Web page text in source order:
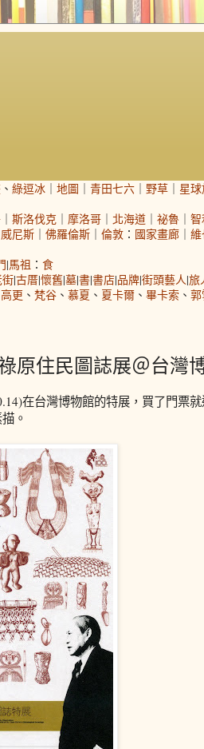
、 綠逗冰 ｜ 地圖 ｜ 青田七六 ｜ 野草 ｜ 星
｜ 斯洛伐克 ｜ 摩洛哥 ｜ 北海道 ｜ 祕魯 ｜ 智
威尼斯 ｜ 佛羅倫斯 ｜ 倫敦 ： 國家畫廊 ｜ 維
|馬祖 ： 食
|古厝|懷舊|墓|書|書店|品牌|街頭藝人|旅
高更 、 梵谷 、 慕夏 、 夏卡爾 、 畢卡索 、 郭
原住民圖誌展＠台灣
在台灣博物館的特展，買了門票
。